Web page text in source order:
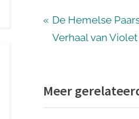
Bericht
P
r
i
o
De Hemelse
Verhaal van
Meer